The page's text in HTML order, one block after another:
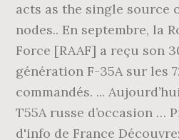
acts as the single source
nodes.. En septembre, la
Force [RAAF] a reçu son
génération F-35A sur les
commandés. ...
T55A russe d’occasion …
d'info de France